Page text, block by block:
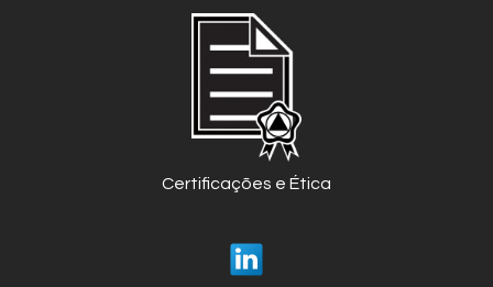
Certificações e Ética